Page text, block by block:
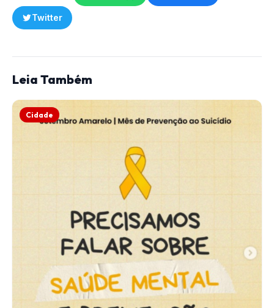
Twitter
Leia Também
Cidade